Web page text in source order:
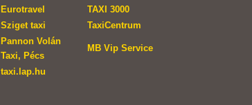
Eurotravel
TAXI 3000
Sziget taxi
TaxiCentrum
Pannon Volán
Taxi, Pécs
MB Vip Service
taxi.lap.hu